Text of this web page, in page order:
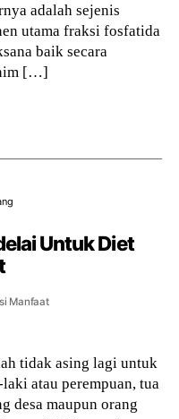
adalah sejenis
utama fraksi fosfatida
baik secara
[…]
Untuk Diet
Manfaat
tidak asing lagi untuk
atau perempuan, tua
desa maupun orang